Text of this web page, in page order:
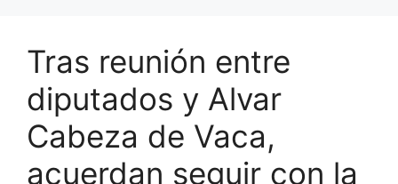
Tras reunión entre
diputados y Alvar
Cabeza de Vaca,
acuerdan seguir con la